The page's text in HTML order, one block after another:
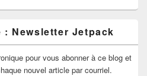
Newsletter Jetpack
pour vous abonner à ce blog et
nouvel article par courriel.